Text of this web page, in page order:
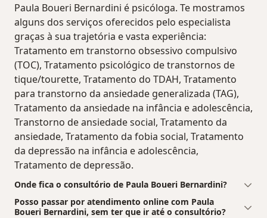
Paula Boueri Bernardini é psicóloga. Te mostramos
alguns dos serviços oferecidos pelo especialista
graças à sua trajetória e vasta experiência:
Tratamento em transtorno obsessivo compulsivo
(TOC), Tratamento psicológico de transtornos de
tique/tourette, Tratamento do TDAH, Tratamento
para transtorno da ansiedade generalizada (TAG),
Tratamento da ansiedade na infância e adolescência,
Transtorno de ansiedade social, Tratamento da
ansiedade, Tratamento da fobia social, Tratamento
da depressão na infância e adolescência,
Tratamento de depressão.
Onde fica o consultório de Paula Boueri Bernardini?
Posso passar por atendimento online com Paula
Boueri Bernardini, sem ter que ir até o consultório?